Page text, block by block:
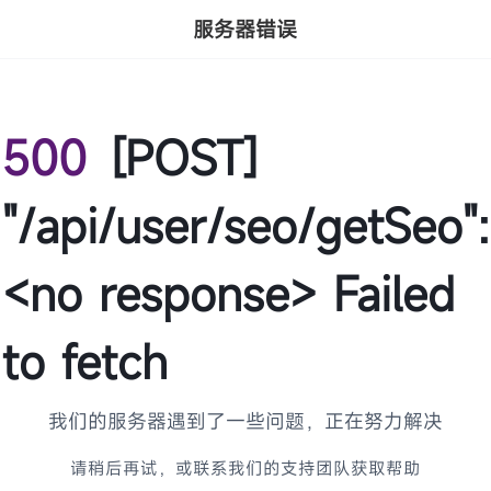
服务器错误
500 [POST]
"/api/user/seo/getSeo":
<no response> Failed
to fetch
我们的服务器遇到了一些问题，正在努力解决
请稍后再试，或联系我们的支持团队获取帮助